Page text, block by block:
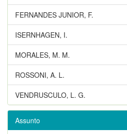
FERNANDES JUNIOR, F.
ISERNHAGEN, I.
MORALES, M. M.
ROSSONI, A. L.
VENDRUSCULO, L. G.
Assunto